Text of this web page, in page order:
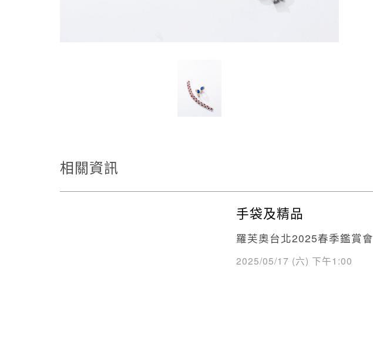
相關資訊
手袋及精品
羅芙奧台北2025春季鑑賞會
2025/05/17 (六) 下午1:00